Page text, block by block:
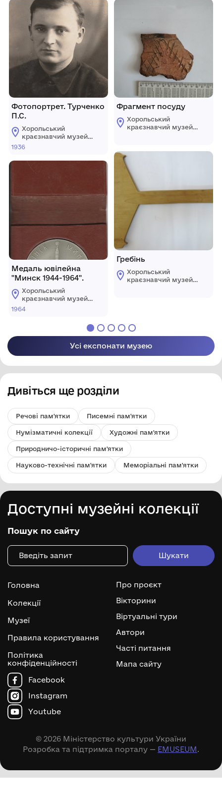
Фотопортрет. Турченко
П.С.
Хорольський
краєзнавчий музей
Хорольської міської
району Полтавської
області
1936
Медаль ювілейна
"Минск 1944-1964".
Хорольський
краєзнавчий музей
Хорольської міської
1964
Фрагмент посуду
Хорольський
краєзнавчий музей
району Полтавської
Гребінь
Хорольський
краєзнавчий музей
Усі експонати музею
Дивіться ще розділи
Речові пам'ятки Писемні пам'ятки
Нумізматичні колекції Художні пам'ятки
Природничо-історичні пам'ятки
Науково-технічні пам'ятки Меморіальні пам'ятки
Доступні музейні колекції
Пошук по сайту
Головна
Колекції
Музеї
Правила користування
Політика
конфіденційності
Про проєкт
Вікторини
Віртуальні тури
Автори
Часті питання
Мапа сайту
Facebook
Instagram
Youtube
© 2026 Міністерство культури України
Розробка та підтримка порталу — EMUSEUM.